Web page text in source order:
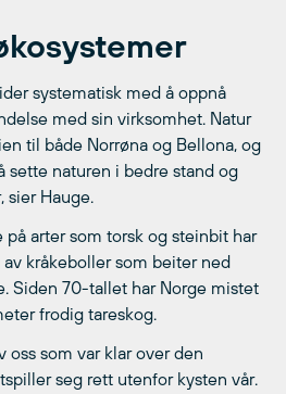
r
systematisk med å oppnå
med sin virksomhet. Natur
til både Norrøna og Bellona, og
sette naturen i bedre stand og
sier Hauge.
arter som torsk og steinbit har
kråkeboller som beiter ned
Siden 70-tallet har Norge mistet
frodig tareskog.
oss som var klar over den
seg rett utenfor kysten vår.